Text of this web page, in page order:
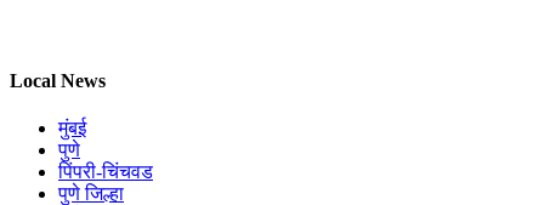
Local News
मुंबई
पुणे
पिंपरी-चिंचवड
पुणे जिल्हा